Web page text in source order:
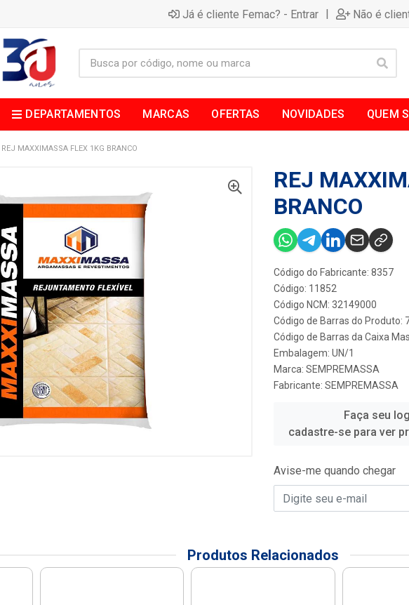
Já é cliente Femac? - Entrar | Não é
DEPARTAMENTOS MARCAS OFERTAS NOVIDADES QUEM
REJ MAXXIMASSA FLEX 1KG BRANCO
REJ
BRANCO
Código do Fabricante: 8357
Código: 11852
Código NCM: 32149000
Código de Barras do Produto:
Código de Barras da Caixa
Embalagem: UN/1
Marca: SEMPREMASSA
Fabricante: SEMPREMASSA
Faça seu
cadastre-se para ver
Avise-me quando chegar
Produtos Relacionados